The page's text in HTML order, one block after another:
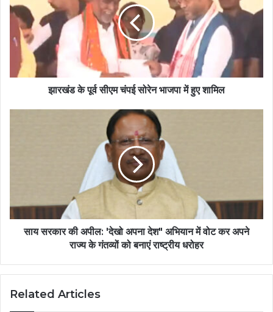
झारखंड के पूर्व सीएम चंपई सोरेन भाजपा में हुए शामिल
साय सरकार की अपील: 'देखो अपना देश" अभियान में वोट कर अपने
राज्य के गंतव्यों को बनाएं राष्ट्रीय धरोहर
Related Articles